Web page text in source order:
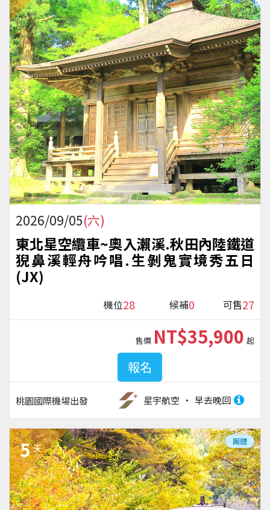
2026/09/05(六)
東北星空纜車~奧入瀨溪.秋田內陸鐵道
猊鼻溪輕舟吟唱.生剝鬼實境秀五日
(JX)
機位28 候補0 可售27
桃園國際機場出發 星宇航空 早去晚回
售價 NT$35,900 起
報名
5 天
團體